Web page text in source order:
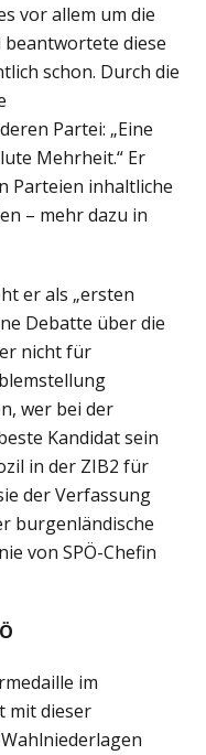
vor allem um die
diese
schon. Durch die
Partei: „Eine
Mehrheit.“ Er
Parteien inhaltliche
– mehr dazu in
er als „ersten
Debatte über die
nicht für
wer bei der
Kandidat sein
in der ZIB2 für
der Verfassung
burgenländische
von SPÖ-Chefin
im
mit dieser